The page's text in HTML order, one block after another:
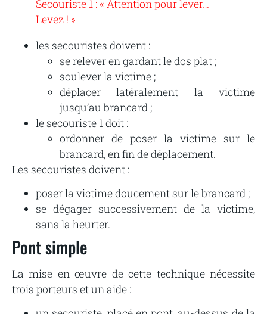
Secouriste 1 : « Attention pour lever…
Levez ! »
les secouristes doivent :
se relever en gardant le dos plat ;
soulever la victime ;
déplacer latéralement la victime
jusqu’au brancard ;
le secouriste 1 doit :
ordonner de poser la victime sur le
brancard, en fin de déplacement.
Les secouristes doivent :
poser la victime doucement sur le brancard ;
se dégager successivement de la victime,
sans la heurter.
Pont simple
La mise en œuvre de cette technique nécessite
trois porteurs et un aide :